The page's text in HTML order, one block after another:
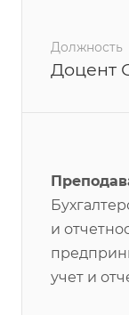
Должность
Доцент
и
учет и